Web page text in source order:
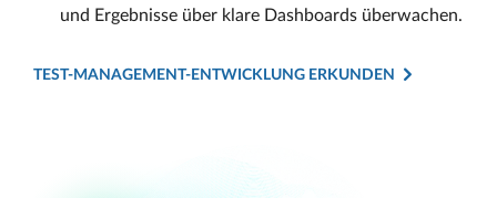
und Ergebnisse über klare Dashboards überwachen.
TEST-MANAGEMENT-ENTWICKLUNG ERKUNDEN